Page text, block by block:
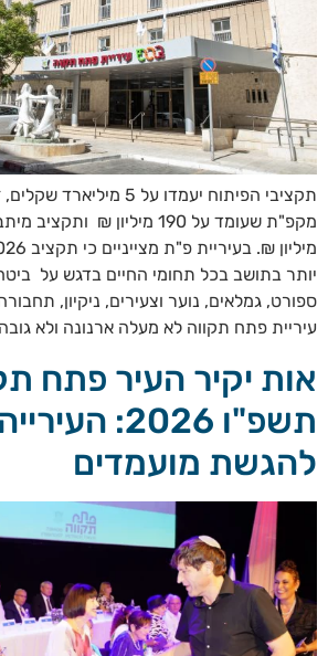
תקציבי הפיתוח יעמדו על 5
יותר בתושב בכל תחומי החיים בדגש על
ספורט, גמלאים, נוער וצעירים, ניקיון,
עיריית פתח תקווה לא מעלה ארנונה ולא
אות יקיר העיר פתח
תשפ"ו 2026:
להגשת מועמדים